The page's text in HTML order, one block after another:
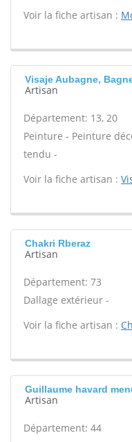
Voir la fiche artisan :
Visaje Aubagne,
Artisan
Département: 13, 20
Peinture - Peinture
tendu -
Voir la fiche artisan :
Chakri Rberaz
Artisan
Département: 73
Dallage extérieur -
Voir la fiche artisan :
Guillaume havard
Artisan
Département: 44